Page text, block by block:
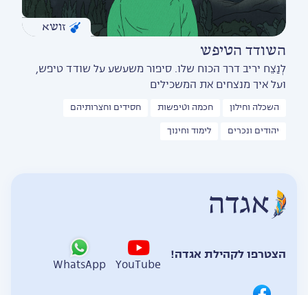
זושא
השודד הטיפש
לְנַצֵח יריב דרך הכוח שלו. סיפור משעשע על שודד טיפש,
ועל איך מנצחים את המשכילים
השכלה וחילון חכמה וטיפשות חסידים וחצרותיהם
יהודים ונכרים לימוד וחינוך
הצטרפו לקהילת אגדה!
YouTube
WhatsApp